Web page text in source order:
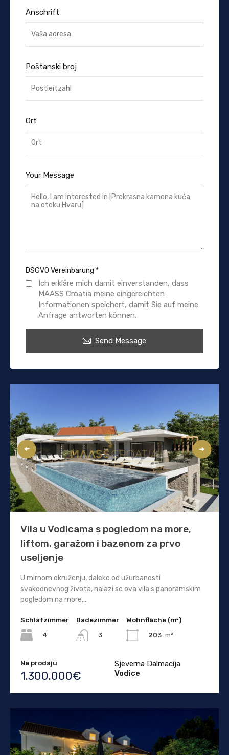
Anschrift
Poštanski broj
Ort
Your Message
DSGVO Vereinbarung *
Ich erkläre mich damit einverstanden, dass
MAASS Croatia meine eingereichten
Informationen speichert, damit Sie auf meine
Anfrage antworten können.
Send Message
Vila u Vodicama s pogledom na more,
liftom, garažom i bazenom za prvo
useljenje
U mirnom okruženju, daleko od užurbanosti
svakodnevnog života, nalazi se ova vila s panoramskim
pogledom na more,...
Schlafzimmer
4
Badezimmer
3
Wohnfläche (m²)
203 m²
Na prodaju
1.300.000€
Sjeverna Dalmacija
Vodice